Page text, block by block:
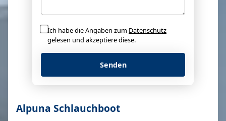
Ich habe die Angaben zum Datenschutz
gelesen und akzeptiere diese.
Senden
Alpuna Schlauchboot